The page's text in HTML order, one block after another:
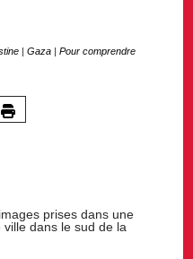
|Gaza |Pour comprendre
prises dans une
dans le sud de la